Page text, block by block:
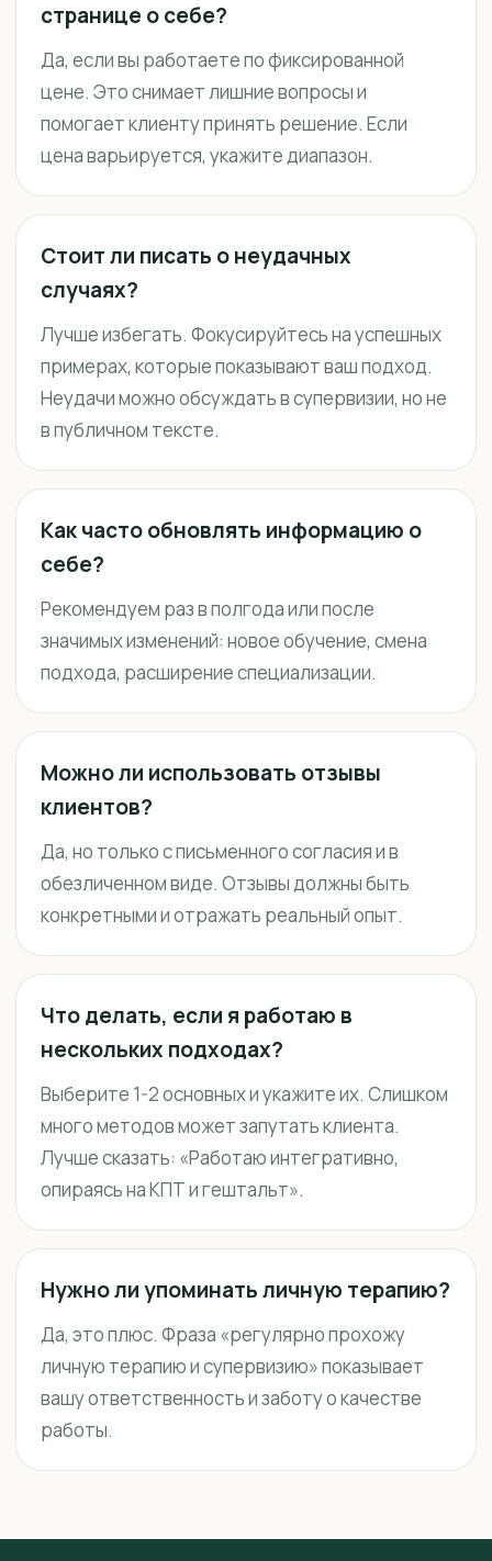
странице о себе?
Да, если вы работаете по фиксированной
цене. Это снимает лишние вопросы и
помогает клиенту принять решение. Если
цена варьируется, укажите диапазон.
Стоит ли писать о неудачных
случаях?
Лучше избегать. Фокусируйтесь на успешных
примерах, которые показывают ваш подход.
Неудачи можно обсуждать в супервизии, но не
в публичном тексте.
Как часто обновлять информацию о
себе?
Рекомендуем раз в полгода или после
значимых изменений: новое обучение, смена
подхода, расширение специализации.
Можно ли использовать отзывы
клиентов?
Да, но только с письменного согласия и в
обезличенном виде. Отзывы должны быть
конкретными и отражать реальный опыт.
Что делать, если я работаю в
нескольких подходах?
Выберите 1-2 основных и укажите их. Слишком
много методов может запутать клиента.
Лучше сказать: «Работаю интегративно,
опираясь на КПТ и гештальт».
Нужно ли упоминать личную терапию?
Да, это плюс. Фраза «регулярно прохожу
личную терапию и супервизию» показывает
вашу ответственность и заботу о качестве
работы.